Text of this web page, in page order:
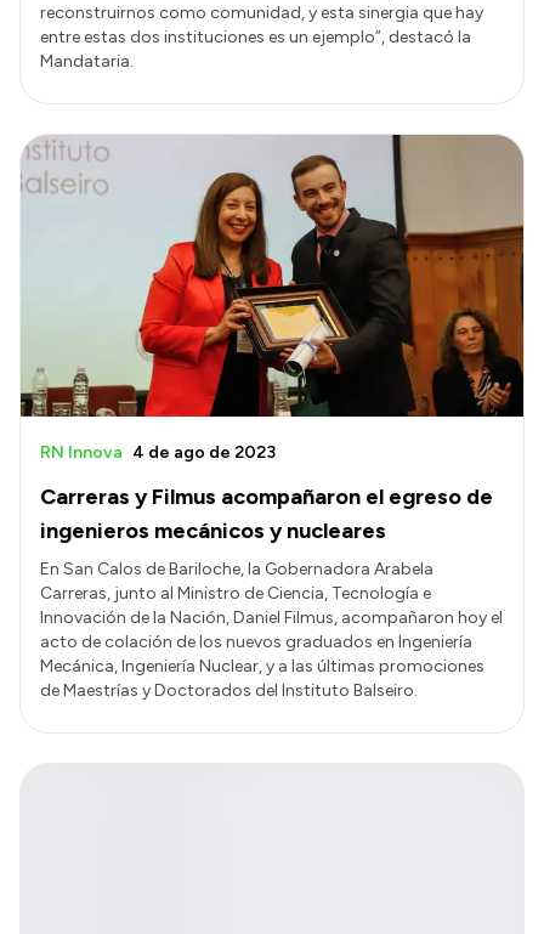
reconstruirnos como comunidad, y esta sinergia que hay
entre estas dos instituciones es un ejemplo”, destacó la
Mandataria.
Carreras y Filmus acompañaron el egreso de
ingenieros mecánicos y nucleares
RN Innova 4 de ago de 2023
En San Calos de Bariloche, la Gobernadora Arabela
Carreras, junto al Ministro de Ciencia, Tecnología e
Innovación de la Nación, Daniel Filmus, acompañaron hoy el
acto de colación de los nuevos graduados en Ingeniería
Mecánica, Ingeniería Nuclear, y a las últimas promociones
de Maestrías y Doctorados del Instituto Balseiro.